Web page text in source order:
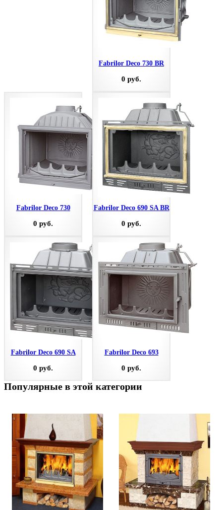
Fabrilor Deco 730 BR
0 руб.
Fabrilor Deco 730
0 руб.
Fabrilor Deco 690 SA BR
0 руб.
Fabrilor Deco 690 SA
0 руб.
Fabrilor Deco 693
0 руб.
Популярные в этой категории